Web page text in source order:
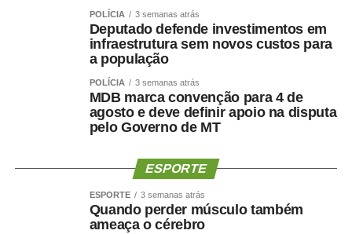
afirmou que quem pretende comandar o Estado precisa
demonstrar capacidade de cumprir compromissos
“Quem pretende governar um Estado precisa, antes de
tudo, demonstrar que sua palavra tem valor. Precisa
respeitar compromissos, aliados e pessoas que
aceitaram caminhar ao seu lado.”
O empresário também afirmou que não pretende
naturalizar o episódio como parte da disputa eleitoral.
“Não faço política dessa maneira e não aceitarei
POLÍCIA 3 semanas atrás
Deputado defende investimentos em
infraestrutura sem novos custos para
a população
POLÍCIA 3 semanas atrás
MDB marca convenção para 4 de
agosto e deve definir apoio na disputa
pelo Governo de MT
ESPORTE
ESPORTE 3 semanas atrás
Quando perder músculo também
ameaça o cérebro